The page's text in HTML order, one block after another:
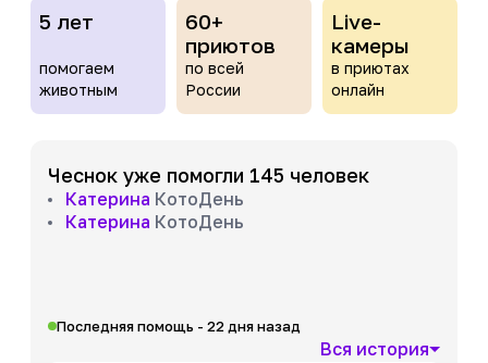
5 лет
помогаем
животным
60+
приютов
по всей
России
Live-
камеры
в приютах
онлайн
Чеснок уже помогли 145 человек
Катерина КотоДень
Катерина КотоДень
Последняя помощь - 22 дня назад
Вся история